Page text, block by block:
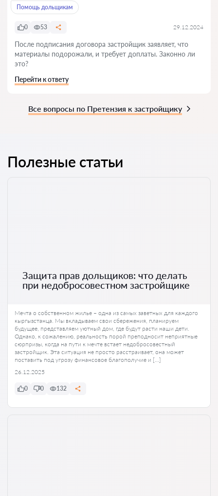
Помощь дольщикам
0 53 29.12.2024
После подписания договора застройщик заявляет, что
материалы подорожали, и требует доплаты. Законно ли
это?
Перейти к ответу
Все вопросы по Претензия к застройщику
Полезные статьи
Защита прав дольщиков: что делать
при недобросовестном застройщике
Мечта о собственном жилье – одна из самых заветных для каждого
кыргызстанца. Мы вкладываем свои сбережения, планируем
будущее, представляем уютный дом, где будут расти наши дети.
Однако, к сожалению, реальность порой преподносит неприятные
сюрпризы, когда на пути к мечте встает недобросовестный
застройщик. Эта ситуация не просто расстраивает, она может
поставить под угрозу финансовое благополучие и […]
26.12.2025
0 0 132